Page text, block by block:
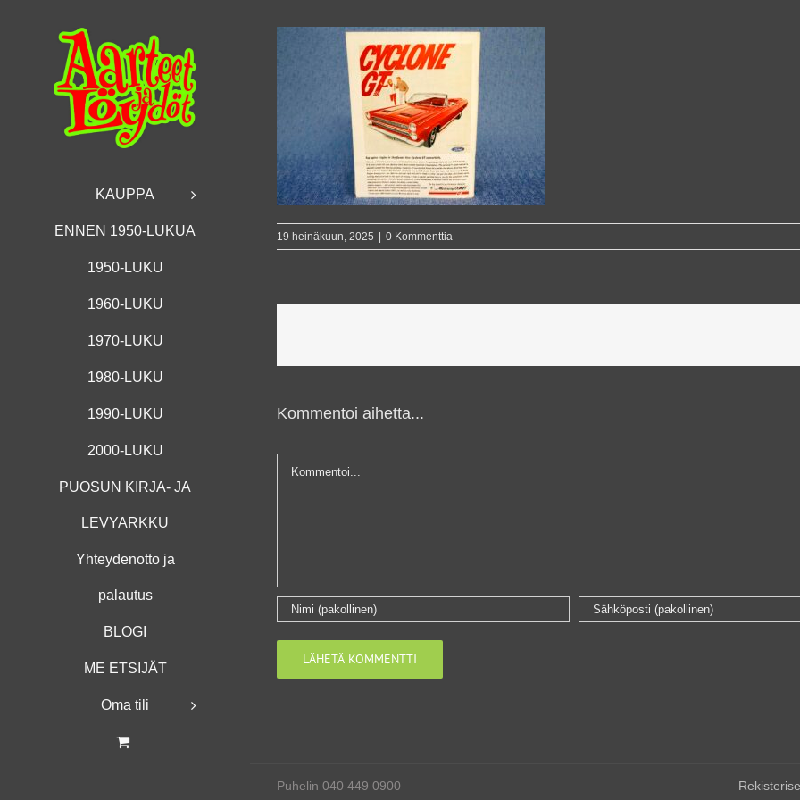
KAUPPA
ENNEN 1950-LUKUA
1950-LUKU
1960-LUKU
1970-LUKU
1980-LUKU
1990-LUKU
2000-LUKU
PUOSUN KIRJA- JA
LEVYARKKU
Yhteydenotto ja
palautus
BLOGI
ME ETSIJÄT
Oma tili
19 heinäkuun, 2025 0 Kommenttia
Kommentoi aihetta...
Puhelin 040 449 0900